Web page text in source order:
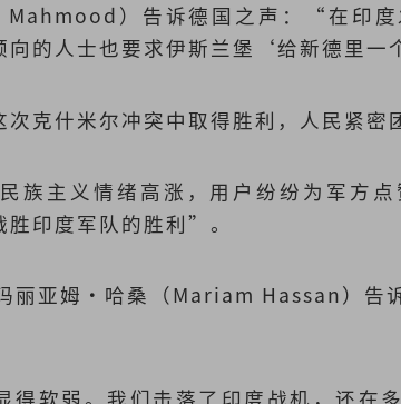
）告诉德国之声：“在印度
向的人士也要求伊斯兰堡‘给新德里一
克什米尔冲突中取得胜利，人民紧密
族主义情绪高涨，用户纷纷为军方
印度军队的胜利”。
丽亚姆·哈桑（Mariam Hassan）告
得软弱。我们击落了印度战机，还在